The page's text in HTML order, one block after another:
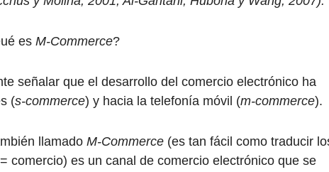
es M-Commerce?
señalar que el desarrollo del comercio electrónico ha
(s-commerce) y hacia la telefonía móvil (m-commerce).
llamado M-Commerce (es tan fácil como traducir
comercio) es un canal de comercio electrónico que se